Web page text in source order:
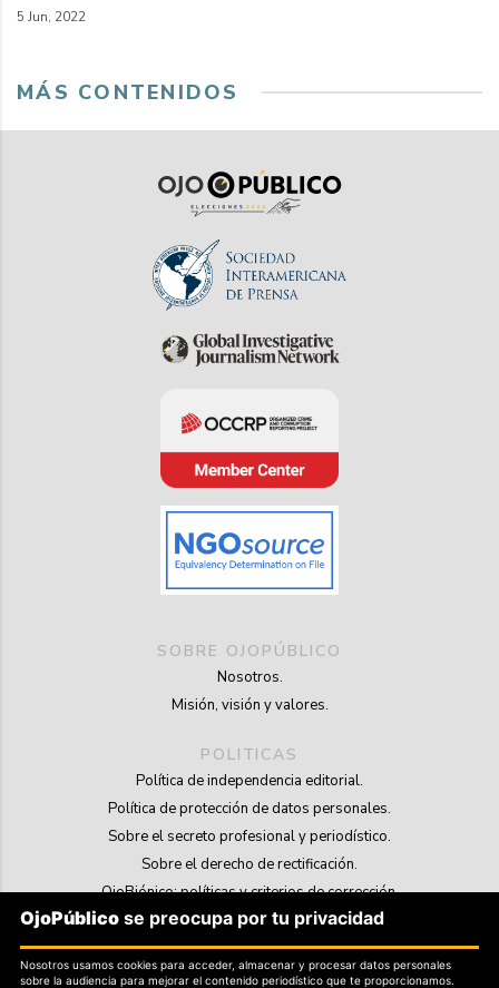
5 Jun, 2022
MÁS CONTENIDOS
SOBRE OJOPÚBLICO
Nosotros.
Misión, visión y valores.
POLITICAS
Política de independencia editorial.
Política de protección de datos personales.
Sobre el secreto profesional y periodístico.
Sobre el derecho de rectificación.
OjoBiónico: políticas y criterios de corrección.
Sobre libertad de información frente a pedidos de retiro de contenidos.
SOSTENIBILIDAD
OjoPúblico se preocupa por tu privacidad
Nosotros usamos cookies para acceder, almacenar y procesar datos personales
sobre la audiencia para mejorar el contenido periodístico que te proporcionamos.